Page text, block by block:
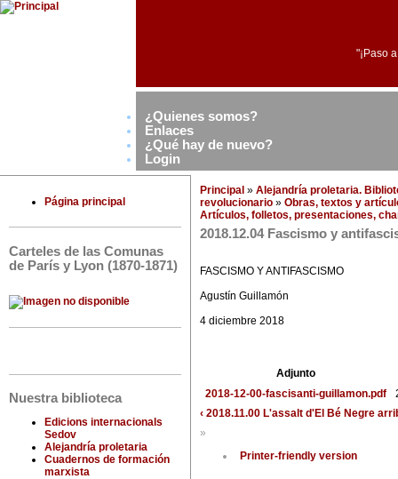
"¡Paso
¿Quienes somos?
Enlaces
¿Qué hay de nuevo?
Login
Página principal
Carteles de las Comunas
de París y Lyon (1870-1871)
Nuestra biblioteca
Edicions internacionals
Sedov
Alejandría proletaria
Cuadernos de formación
marxista
Principal » Alejandría proletaria.
revolucionario » Obras, textos y
Artículos, folletos, presentaciones,
2018.12.04 Fascismo y
FASCISMO Y ANTIFASCISMO
Agustín Guillamón
4 diciembre 2018
Adjunto
2018-12-00-fascisanti-guillamon.pdf
‹ 2018.11.00 L'assalt d'El Bé Negre
»
Printer-friendly version